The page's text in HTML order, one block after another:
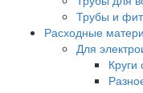
Трубы и
Расходные
Для
Круги